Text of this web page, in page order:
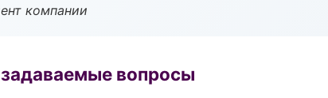
компании
вопросы